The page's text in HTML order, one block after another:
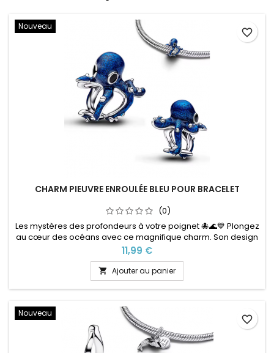
Nouveau
CHARM PIEUVRE ENROULÉE BLEU POUR BRACELET
(0)
Les mystères des profondeurs à votre poignet 🐙🌊💙 Plongez
au cœur des océans avec ce magnifique charm. Son design
raffiné évoque les fonds marins, les eaux cristallines et toute
la magie de la vie sous-marine. Parfait pour les amoureux de
la mer, les passionnés de plongée ou les aventuriers dans
l'âme, ce charm apportera une touche originale et élégante
à...
Prix
11,99 €
 Ajouter au panier
favorite_border
Nouveau
favorite_border